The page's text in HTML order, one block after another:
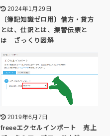
2024年1月29日
〔簿記知識ゼロ用〕借方・貸方
とは、仕訳とは、振替伝票と
は ざっくり図解
2019年6月7日
freeeエクセルインポート 売上